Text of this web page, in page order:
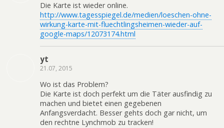
Die Karte ist wieder online.
http://www.tagesspiegel.de/medien/loeschen-ohne-
wirkung-karte-mit-fluechtlingsheimen-wieder-auf-
google-maps/12073174.html
yt
21.07, 2015
Wo ist das Problem?
Die Karte ist doch perfekt um die Täter ausfindig zu
machen und bietet einen gegebenen
Anfangsverdacht. Besser gehts doch gar nicht, um
den rechtne Lynchmob zu tracken!